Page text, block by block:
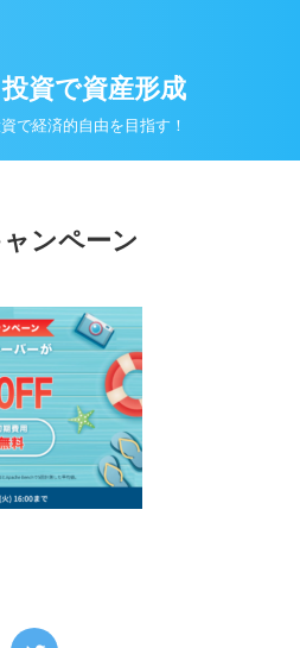
資で資産形成
で経済的自由を目指す！
ンペーン